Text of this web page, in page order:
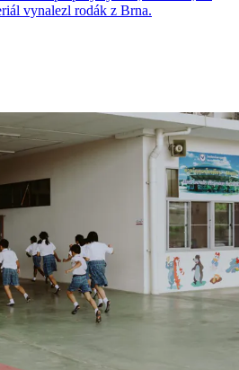
vynalezl rodák z Brna.